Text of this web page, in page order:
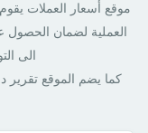
موقع أسعار العملات
العملية لضمان الحصول
الى
كما يضم الموقع تقرير